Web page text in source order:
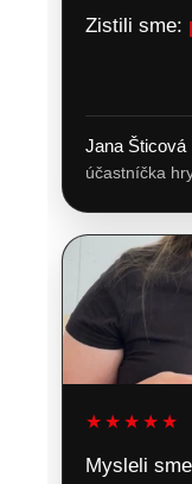
Zistili sme:
Jana Šticová
účastníčka
★★★★★
Mysleli